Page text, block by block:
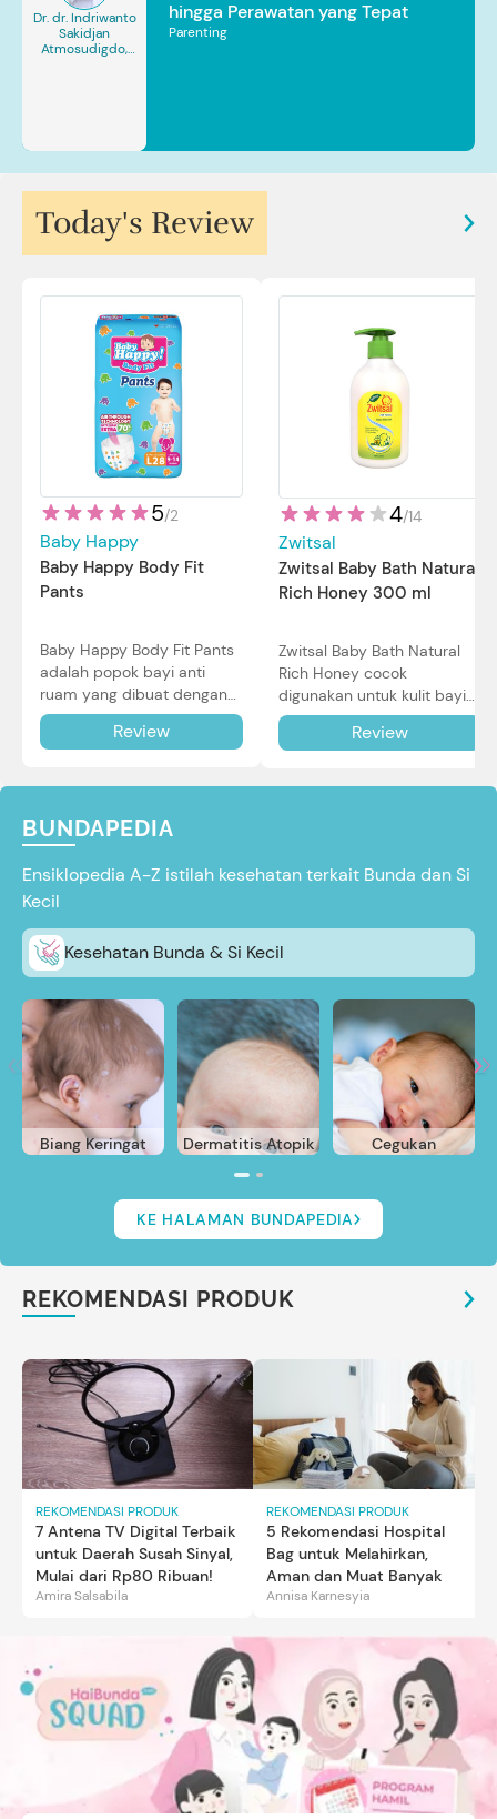
Dr. dr. Indriwanto
Sakidjan
Atmosudigdo,
hingga Perawatan yang Tepat
Parenting
Today's Review
5/2
Baby Happy
Baby Happy Body Fit
Pants
Baby Happy Body Fit Pants
adalah popok bayi anti
ruam yang dibuat dengan
teknologi Air Through
Technology.Review
4/14
Zwitsal
Zwitsal Baby Bath Natural
Rich Honey 300 ml
Zwitsal Baby Bath Natural
Rich Honey cocok
digunakan untuk kulit bayi
baru lahir bahkan kulit
sensitif sekalipun. Simak
Review
BUNDAPEDIA
Ensiklopedia A-Z istilah kesehatan terkait Bunda dan Si
Kecil
Kesehatan Bunda & Si Kecil
Biang Keringat Dermatitis Atopik Cegukan
KE HALAMAN BUNDAPEDIA
REKOMENDASI PRODUK
REKOMENDASI PRODUK
7 Antena TV Digital Terbaik
untuk Daerah Susah Sinyal,
Mulai dari Rp80 Ribuan!
Amira Salsabila
REKOMENDASI PRODUK
5 Rekomendasi Hospital
Bag untuk Melahirkan,
Aman dan Muat Banyak
Annisa Karnesyia